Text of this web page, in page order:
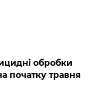
обробки
початку травня